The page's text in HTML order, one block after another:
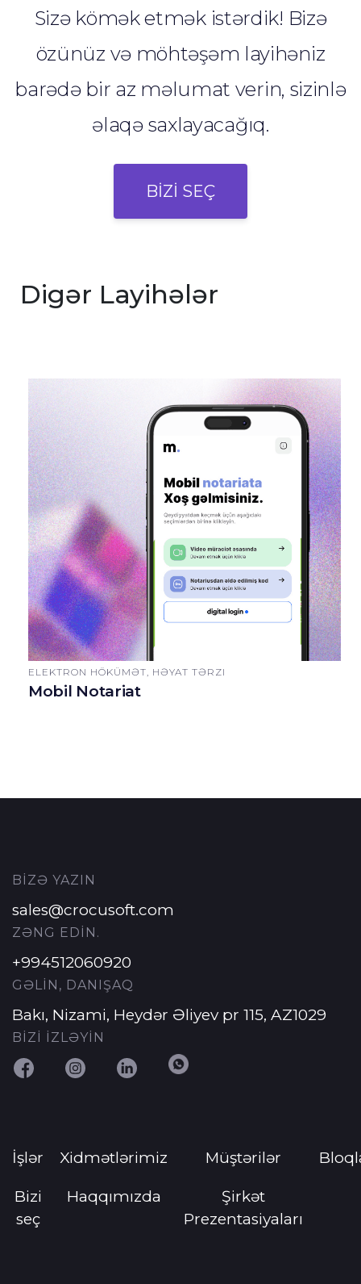
Sizə kömək etmək istərdik! Bizə
özünüz və möhtəşəm layihəniz
barədə bir az məlumat verin, sizinlə
əlaqə saxlayacağıq.
BİZİ SEÇ
Digər Layihələr
ELEKTRON HÖKÜMƏT, HƏYAT TƏRZI
Mobil Notariat
BİZƏ YAZIN
sales@crocusoft.com
ZƏNG EDİN.
+994512060920
GƏLİN, DANIŞAQ
Bakı, Nizami, Heydər Əliyev pr 115, AZ1029
BİZİ İZLƏYİN
İşlər Xidmətlərimiz Müştərilər
Bizi
seç
Haqqımızda
Şirkət
Prezentasiyaları